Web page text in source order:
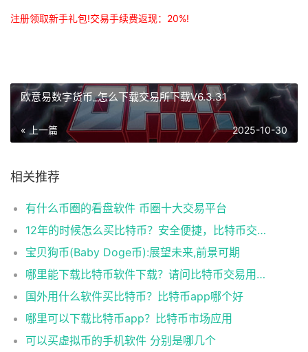
注册领取新手礼包!交易手续费返现：20%!
欧意易数字货币_怎么下载交易所下载V6.3.31
« 上一篇 2025-10-30
相关推荐
有什么币圈的看盘软件 币圈十大交易平台
12年的时候怎么买比特币？安全便捷，比特币交易首选
宝贝狗币(Baby Doge币):展望未来,前景可期
哪里能下载比特币软件下载？请问比特币交易用什么软件
国外用什么软件买比特币？比特币app哪个好
哪里可以下载比特币app？比特币市场应用
可以买虚拟币的手机软件 分别是哪几个